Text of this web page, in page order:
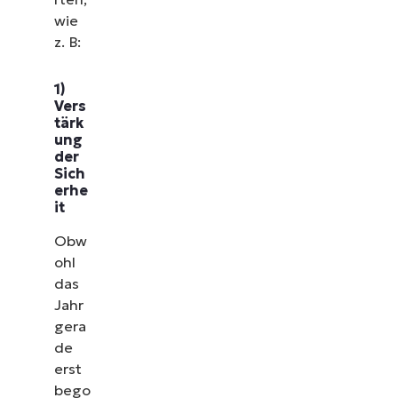
wie
z. B:
1)
Vers
tärk
ung
der
Sich
erhe
it
Obw
ohl
das
Jahr
gera
de
erst
bego